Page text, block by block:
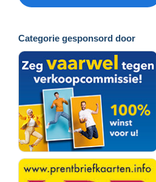
Categorie gesponsord door